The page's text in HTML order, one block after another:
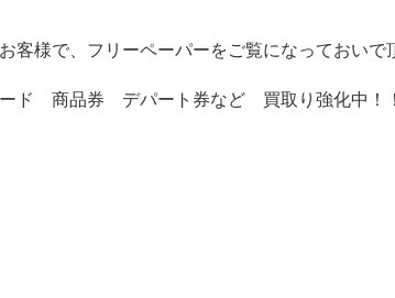
客様で、フリーペーパーをご覧になっておいで
ド 商品券 デパート券など 買取り強化中！！